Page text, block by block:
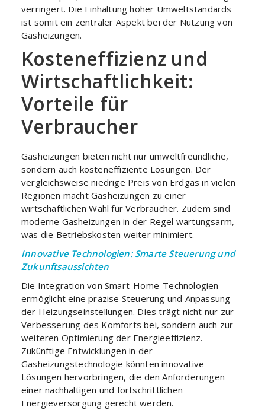
verringert. Die Einhaltung hoher Umweltstandards
ist somit ein zentraler Aspekt bei der Nutzung von
Gasheizungen.
Kosteneffizienz und
Wirtschaftlichkeit:
Vorteile für
Verbraucher
Gasheizungen bieten nicht nur umweltfreundliche,
sondern auch kosteneffiziente Lösungen. Der
vergleichsweise niedrige Preis von Erdgas in vielen
Regionen macht Gasheizungen zu einer
wirtschaftlichen Wahl für Verbraucher. Zudem sind
moderne Gasheizungen in der Regel wartungsarm,
was die Betriebskosten weiter minimiert.
Innovative Technologien: Smarte Steuerung und
Zukunftsaussichten
Die Integration von Smart-Home-Technologien
ermöglicht eine präzise Steuerung und Anpassung
der Heizungseinstellungen. Dies trägt nicht nur zur
Verbesserung des Komforts bei, sondern auch zur
weiteren Optimierung der Energieeffizienz.
Zukünftige Entwicklungen in der
Gasheizungstechnologie könnten innovative
Lösungen hervorbringen, die den Anforderungen
einer nachhaltigen und fortschrittlichen
Energieversorgung gerecht werden.